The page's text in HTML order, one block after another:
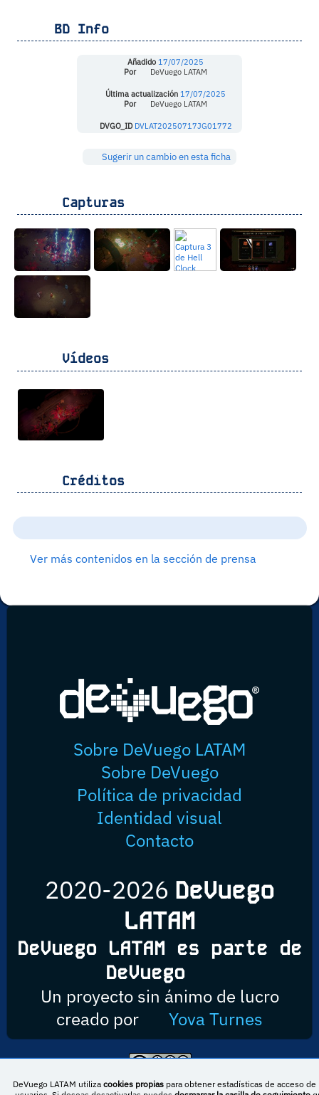
BD Info
Añadido 17/07/2025
Por
DeVuego LATAM
Última actualización 17/07/2025
Por
DeVuego LATAM
DVGO_ID DVLAT20250717JG01772
Sugerir un cambio en esta ficha
Capturas
Vídeos
Créditos
Ver más contenidos en la sección de prensa
Sobre DeVuego LATAM
Sobre DeVuego
Política de privacidad
Identidad visual
Contacto
2020-2026 DeVuego
LATAM
DeVuego LATAM es parte de
DeVuego
Un proyecto sin ánimo de lucro
creado por
Yova Turnes
Esta obra está bajo una licencia de Creative Commons Reconocimiento-
NoComercial-CompartirIgual 4.0 Internacional
DeVuego LATAM utiliza cookies propiaspara obtener estadísticas de acceso de